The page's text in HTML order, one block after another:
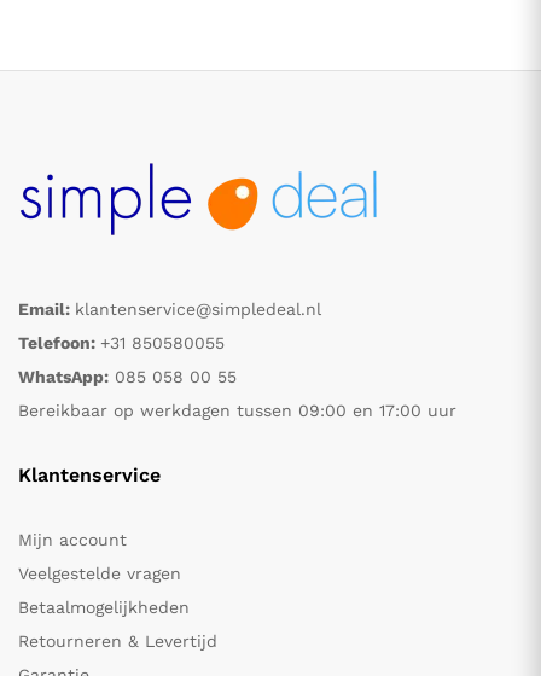
Email: klantenservice@simpledeal.nl
Telefoon: +31 850580055
WhatsApp: 085 058 00 55
Bereikbaar op werkdagen tussen 09:00 en 17:00 uur
Klantenservice
Mijn account
Veelgestelde vragen
Betaalmogelijkheden
Retourneren & Levertijd